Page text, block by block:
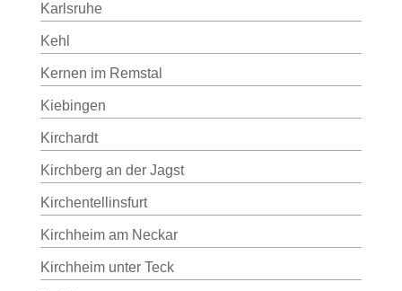
Karlsruhe
Kehl
Kernen im Remstal
Kiebingen
Kirchardt
Kirchberg an der Jagst
Kirchentellinsfurt
Kirchheim am Neckar
Kirchheim unter Teck